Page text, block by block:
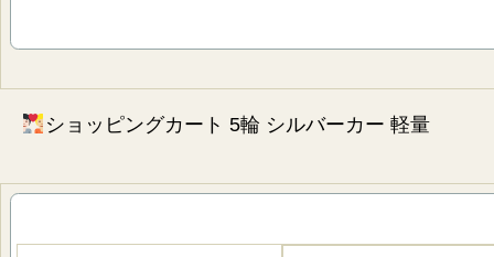
ショッピングカート 5輪 シルバーカー 軽量